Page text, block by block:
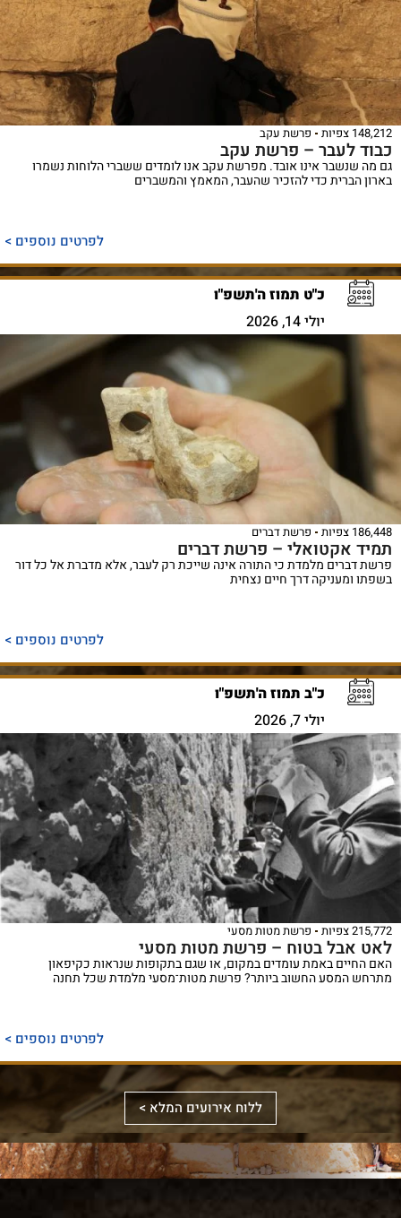
148,212 צפיות פרשת עקב
כבוד לעבר – פרשת עקב
גם מה שנשבר אינו אובד. מפרשת עקב אנו לומדים ששברי הלוחות נשמרו
בארון הברית כדי להזכיר שהעבר, המאמץ והמשברים
לפרטים נוספים >
כ"ט תמוז ה'תשפ"ו
יולי 14, 2026
186,448 צפיות פרשת דברים
תמיד אקטואלי – פרשת דברים
פרשת דברים מלמדת כי התורה אינה שייכת רק לעבר, אלא מדברת אל כל דור
בשפתו ומעניקה דרך חיים נצחית
לפרטים נוספים >
כ"ב תמוז ה'תשפ"ו
יולי 7, 2026
215,772 צפיות פרשת מטות מסעי
לאט אבל בטוח – פרשת מטות מסעי
האם החיים באמת עומדים במקום, או שגם בתקופות שנראות כקיפאון
מתרחש המסע החשוב ביותר? פרשת מטות־מסעי מלמדת שכל תחנה
לפרטים נוספים >
ללוח אירועים המלא >
לראשונה,
מכלול
הדינים
והמנהגים
באמצעות
תמונות
וציורים
ספר
אלבומי
מפואר
המשחזר
את